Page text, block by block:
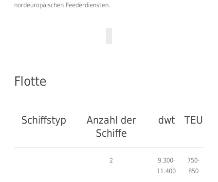
nordeuropäischen Feederdiensten.
Flotte
Schiffstyp
Anzahl der
Schiffe
dwt TEU
2
9.300-
11.400
750-
850